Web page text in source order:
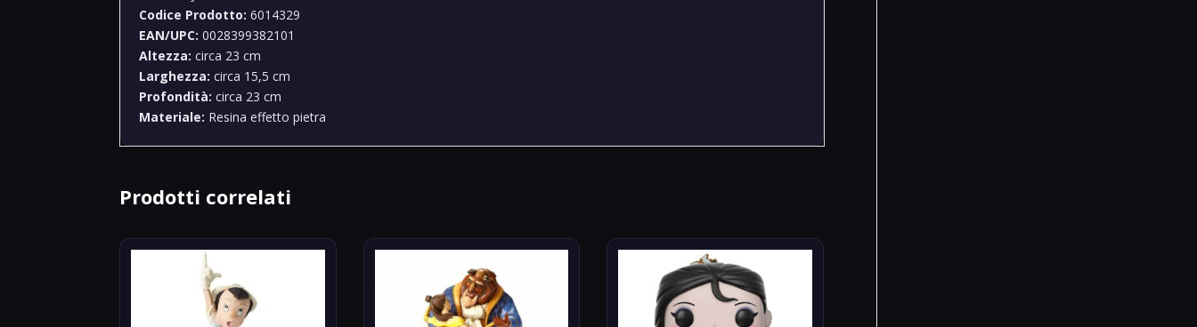
Codice Prodotto: 6014329
EAN/UPC: 0028399382101
Altezza: circa 23 cm
Larghezza: circa 15,5 cm
Profondità: circa 23 cm
Materiale: Resina effetto pietra
Prodotti correlati